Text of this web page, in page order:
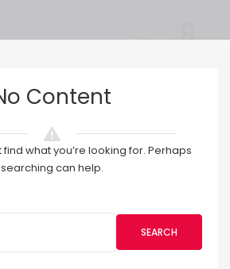
Content
find what you’re looking for. Perhaps
searching can help.
SEARCH